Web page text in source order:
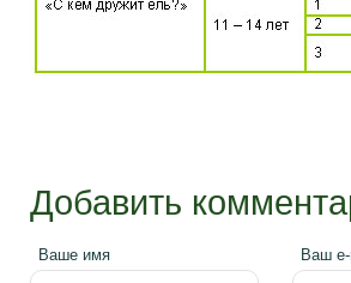
Добавить
Ваше имя Ваш e-